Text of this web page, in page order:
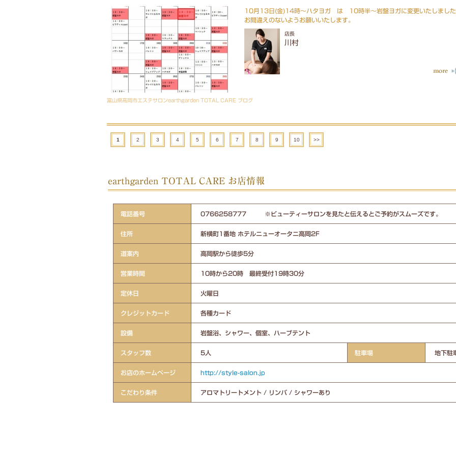
10月13日(金)14時～ハタヨガ は 10時半～岩盤ヨガに変更いたしまし
お間違えのないようお願いいたします。
店長
川村
富山県高岡市エステサロンearthgarden TOTAL CARE ブログ
1 2 3 4 5 6 7 8 9 10 >>
earthgarden TOTAL CARE お店情報
電話番号 0766258777 ※ビューティーサロンを見たと伝えるとご予約がスムーズです。
住所 新横町1番地 ホテルニューオータニ高岡2F
道案内 高岡駅から徒歩5分
営業時間 10時から20時 最終受付19時30分
定休日 火曜日
クレジットカード 各種カード
設備 岩盤浴、シャワー、個室、ハーブテント
スタッフ数 5人 駐車場 地下駐
お店のホームページ http://style-salon.jp
こだわり条件 アロマトリートメント / リンパ / シャワーあり